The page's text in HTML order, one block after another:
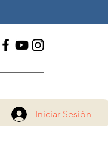
Iniciar Sesión